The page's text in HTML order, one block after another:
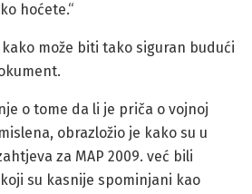
hoćete.“
može biti tako siguran budući
o tome da li je priča o vojnoj
obrazložio je kako su u
za MAP 2009. već bili
su kasnije spominjani kao